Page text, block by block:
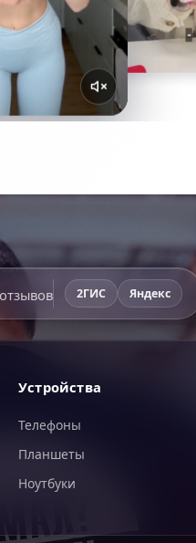
отзывов 2ГИС Яндекс
Устройства
Телефоны
Планшеты
Ноутбуки